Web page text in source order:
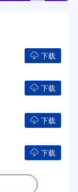
下载
下载
下载
下载